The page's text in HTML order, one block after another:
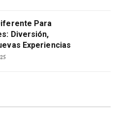
Para
Diversión,
Experiencias